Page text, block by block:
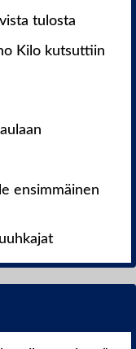
tulosta
Kilo kutsuttiin
ensimmäinen